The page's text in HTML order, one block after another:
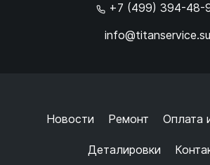
+7 (499) 394-48-
info@titanservice.su
Новости Ремонт Оплата
Деталировки